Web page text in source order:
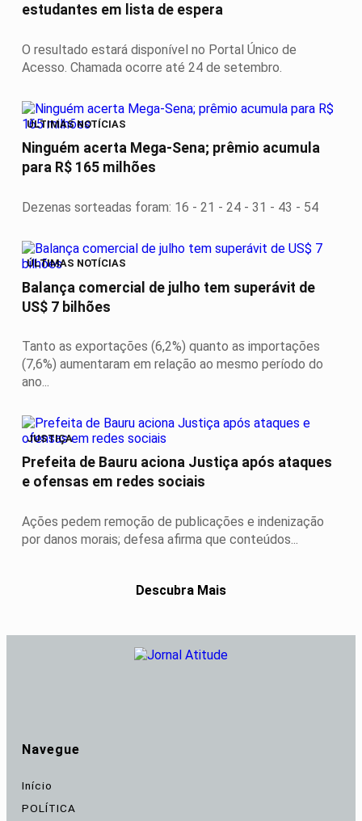
estudantes em lista de espera
O resultado estará disponível no Portal Único de
Acesso. Chamada ocorre até 24 de setembro.
ÚLTIMAS NOTÍCIAS
Ninguém acerta Mega-Sena; prêmio acumula
para R$ 165 milhões
Dezenas sorteadas foram: 16 - 21 - 24 - 31 - 43 - 54
ÚLTIMAS NOTÍCIAS
Balança comercial de julho tem superávit de
US$ 7 bilhões
Tanto as exportações (6,2%) quanto as importações
(7,6%) aumentaram em relação ao mesmo período do
ano...
JUSTIÇA
Prefeita de Bauru aciona Justiça após ataques
e ofensas em redes sociais
Ações pedem remoção de publicações e indenização
por danos morais; defesa afirma que conteúdos...
Descubra Mais
Navegue
Início
POLÍTICA